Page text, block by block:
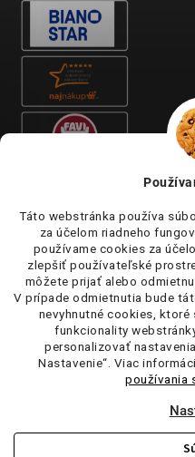
Táto webstránka používa
za účelom riadneho
používame cookies za
zlepšiť používateľské
môžete prijať alebo
V prípade odmietnutia bude
nevyhnutné cookies, ktoré
funkcionality
personalizovať
Nastavenie“. Viac
používania
. Všetky